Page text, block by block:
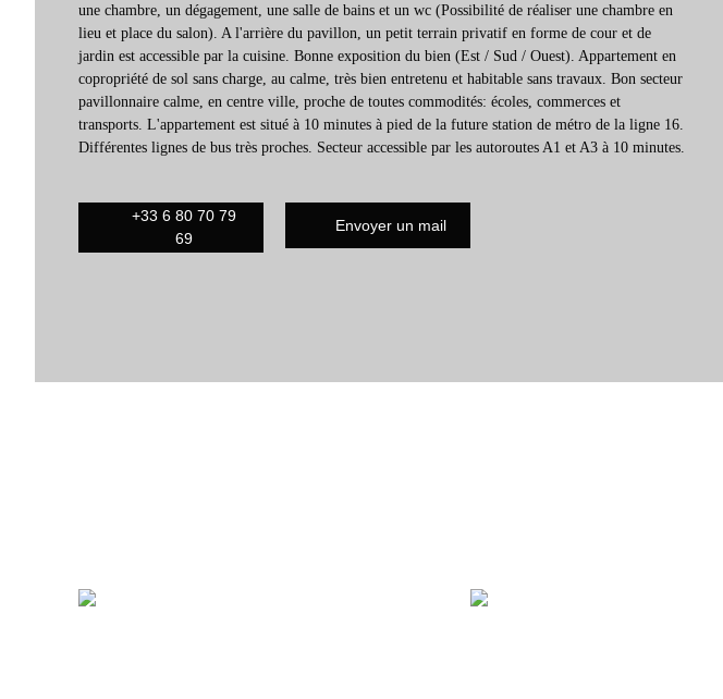
une chambre, un dégagement, une salle de bains et un wc (Possibilité de réaliser une chambre en
lieu et place du salon). A l'arrière du pavillon, un petit terrain privatif en forme de cour et de
jardin est accessible par la cuisine. Bonne exposition du bien (Est / Sud / Ouest). Appartement en
copropriété de sol sans charge, au calme, très bien entretenu et habitable sans travaux. Bon secteur
pavillonnaire calme, en centre ville, proche de toutes commodités: écoles, commerces et
transports. L'appartement est situé à 10 minutes à pied de la future station de métro de la ligne 16.
Différentes lignes de bus très proches. Secteur accessible par les autoroutes A1 et A3 à 10 minutes.
+33 6 80 70 79
69
Envoyer un mail